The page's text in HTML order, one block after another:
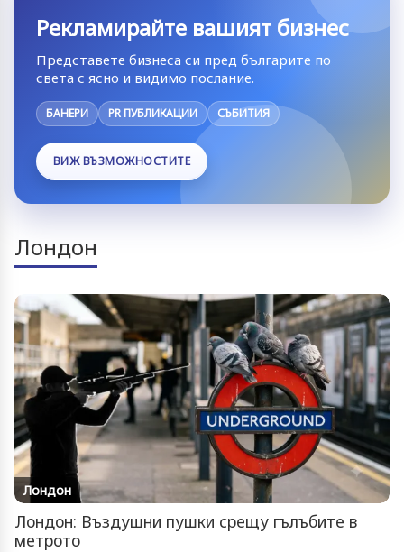
Рекламирайте вашият бизнес
Представете бизнеса си пред българите по
света с ясно и видимо послание.
БАНЕРИ PR ПУБЛИКАЦИИ СЪБИТИЯ
ВИЖ ВЪЗМОЖНОСТИТЕ
Лондон
Лондон
Лондон: Въздушни пушки срещу гълъбите в
метрото